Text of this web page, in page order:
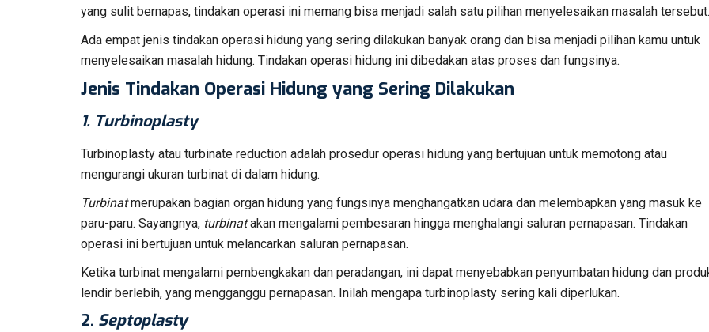
yang sulit bernapas, tindakan operasi ini memang bisa menjadi salah satu pilihan menyelesaikan masalah tersebut.
Ada empat jenis tindakan operasi hidung yang sering dilakukan banyak orang dan bisa menjadi pilihan kamu untuk
menyelesaikan masalah hidung. Tindakan operasi hidung ini dibedakan atas proses dan fungsinya.
Jenis Tindakan Operasi Hidung yang Sering Dilakukan
1. Turbinoplasty
Turbinoplasty atau turbinate reduction adalah prosedur operasi hidung yang bertujuan untuk memotong atau
mengurangi ukuran turbinat di dalam hidung.
Turbinatmerupakan bagian organ hidung yang fungsinya menghangatkan udara dan melembapkan yang masuk ke
paru-paru. Sayangnya, turbinatakan mengalami pembesaran hingga menghalangi saluran pernapasan. Tindakan
operasi ini bertujuan untuk melancarkan saluran pernapasan.
Ketika turbinat mengalami pembengkakan dan peradangan, ini dapat menyebabkan penyumbatan hidung dan
lendir berlebih, yang mengganggu pernapasan. Inilah mengapa turbinoplasty sering kali diperlukan.
2. Septoplasty